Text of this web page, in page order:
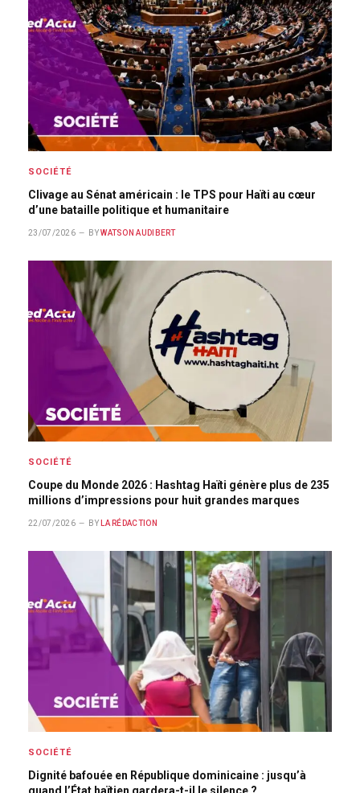
SOCIÉTÉ
Clivage au Sénat américain : le TPS pour Haïti au cœur
d’une bataille politique et humanitaire
23/07/2026 BY WATSON AUDIBERT
SOCIÉTÉ
Coupe du Monde 2026 : Hashtag Haïti génère plus de 235
millions d’impressions pour huit grandes marques
22/07/2026 BY LA RÉDACTION
SOCIÉTÉ
Dignité bafouée en République dominicaine : jusqu’à